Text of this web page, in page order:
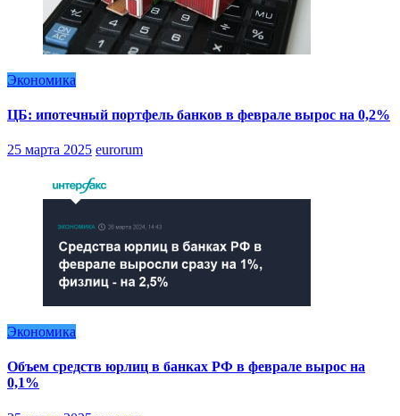
Экономика
ЦБ: ипотечный портфель банков в феврале вырос на 0,2%
25 марта 2025 eurorum
Экономика
Объем средств юрлиц в банках РФ в феврале вырос на
0,1%